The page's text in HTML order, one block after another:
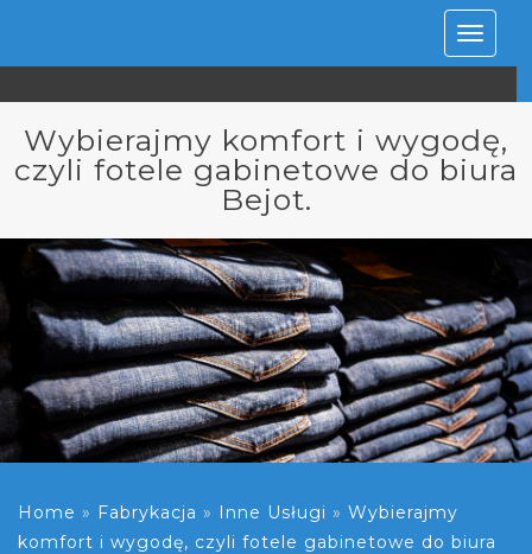
Rozwiń
Wybierajmy komfort i wygodę,
czyli fotele gabinetowe do biura
Bejot.
Home » Fabrykacja » Inne Usługi » Wybierajmy
komfort i wygodę, czyli fotele gabinetowe do biura